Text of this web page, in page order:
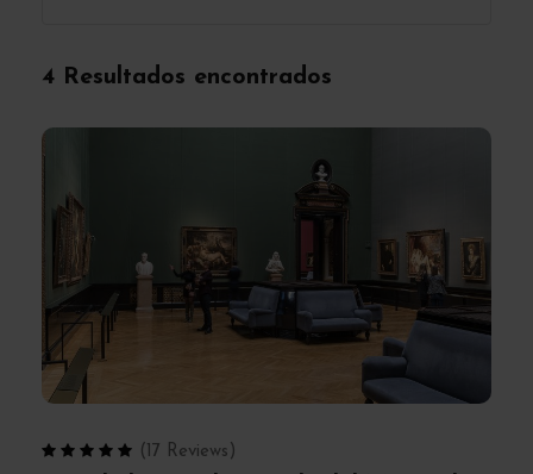
4 Resultados encontrados
(17 Reviews)